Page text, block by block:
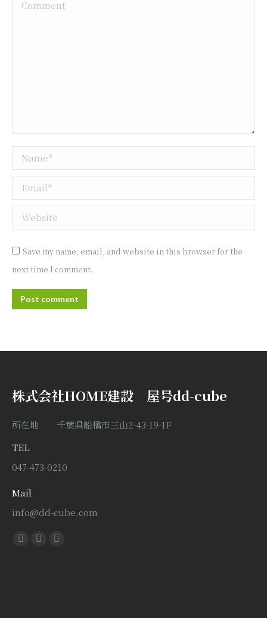
Name *
Email *
Website
Save my name, email, and website in this browser for the
next time I comment.
Post comment
株式会社HOME建設 屋号dd-cube
所在地 千葉県船橋市三山2-43-19-1F
TEL
047-473-0210
Mail
info@dd-cube.com
Find us on:
Facebook
X
Instagram